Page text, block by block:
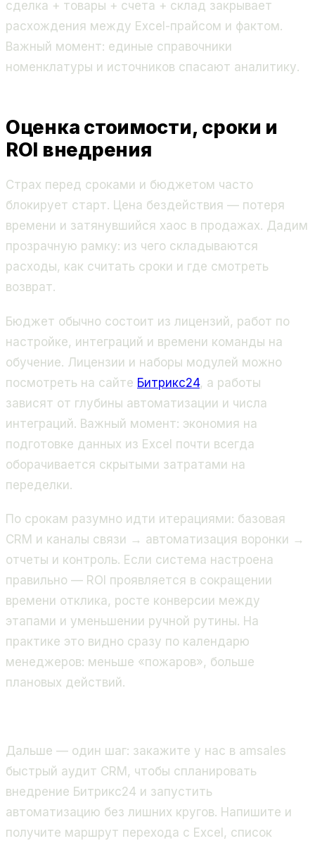
сделка + товары + счета + склад закрывает
расхождения между Excel-прайсом и фактом.
Важный момент: единые справочники
номенклатуры и источников спасают аналитику.
Оценка стоимости, сроки и
ROI внедрения
Страх перед сроками и бюджетом часто
блокирует старт. Цена бездействия — потеря
времени и затянувшийся хаос в продажах. Дадим
прозрачную рамку: из чего складываются
расходы, как считать сроки и где смотреть
возврат.
Бюджет обычно состоит из лицензий, работ по
настройке, интеграций и времени команды на
обучение. Лицензии и наборы модулей можно
посмотреть на сайте Битрикс24, а работы
зависят от глубины автоматизации и числа
интеграций. Важный момент: экономия на
подготовке данных из Excel почти всегда
оборачивается скрытыми затратами на
переделки.
По срокам разумно идти итерациями: базовая
CRM и каналы связи → автоматизация воронки →
отчеты и контроль. Если система настроена
правильно — ROI проявляется в сокращении
времени отклика, росте конверсии между
этапами и уменьшении ручной рутины. На
практике это видно сразу по календарю
менеджеров: меньше «пожаров», больше
плановых действий.
Дальше — один шаг: закажите у нас в amsales
быстрый аудит CRM, чтобы спланировать
внедрение Битрикс24 и запустить
автоматизацию без лишних кругов. Напишите и
получите маршрут перехода с Excel, список